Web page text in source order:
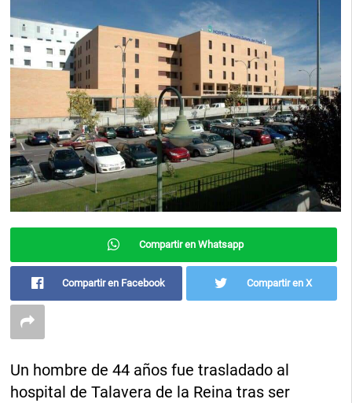
Compartir en Whatsapp
Compartir en Facebook Compartir en X
Un hombre de 44 años fue trasladado al
hospital de Talavera de la Reina tras ser